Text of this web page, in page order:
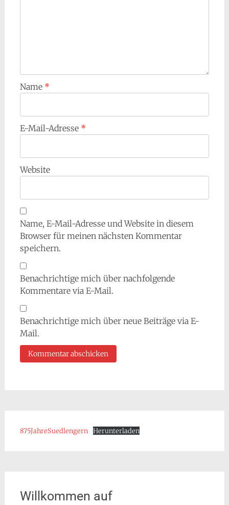
Name *
E-Mail-Adresse *
Website
Name, E-Mail-Adresse und Website in diesem
Browser für meinen nächsten Kommentar
speichern.
Benachrichtige mich über nachfolgende
Kommentare via E-Mail.
Benachrichtige mich über neue Beiträge via E-
Mail.
875JahreSuedlengern Herunterladen
Willkommen auf